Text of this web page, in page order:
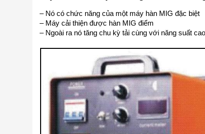
– Nó có chức năng của một máy hàn MIG đặc biệt
– Máy cải thiện được hàn MIG điểm
– Ngoài ra nó tăng chu kỳ tải cùng với năng suất